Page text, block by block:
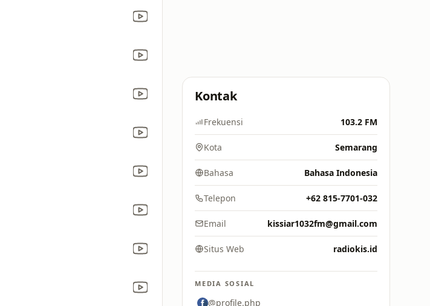
Kontak
Frekuensi 103.2 FM
Kota Semarang
Bahasa Bahasa Indonesia
Telepon +62 815-7701-032
Email kissiar1032fm@gmail.com
Situs Web radiokis.id
MEDIA SOSIAL
@profile.php